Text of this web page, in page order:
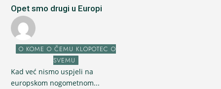
Opet smo drugi u Europi
O KOME O ČEMU KLOPOTEC O
SVEMU
Kad već nismo uspjeli na
europskom nogometnom...